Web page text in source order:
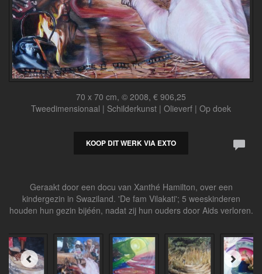
70 x 70 cm, © 2008, € 906,25
Tweedimensionaal | Schilderkunst | Olieverf | Op doek
KOOP DIT WERK VIA EXTO
Geraakt door een docu van Xanthé Hamilton, over een
kindergezin in Swaziland. 'De fam Vilakati'; 5 weeskinderen
houden hun gezin bijéén, nadat zij hun ouders door Aids verloren.